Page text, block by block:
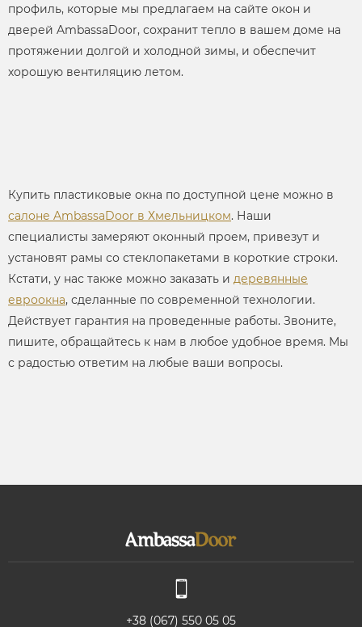
профиль, которые мы предлагаем на сайте окон и
дверей AmbassaDoor, сохранит тепло в вашем доме на
протяжении долгой и холодной зимы, и обеспечит
хорошую вентиляцию летом.
Купить пластиковые окна по доступной цене можно в
салоне AmbassaDoor в Хмельницком. Наши
специалисты замеряют оконный проем, привезут и
установят рамы со стеклопакетами в короткие строки.
Кстати, у нас также можно заказать и деревянные
евроокна, сделанные по современной технологии.
Действует гарантия на проведенные работы. Звоните,
пишите, обращайтесь к нам в любое удобное время. Мы
с радостью ответим на любые ваши вопросы.
+38 (067) 550 05 05